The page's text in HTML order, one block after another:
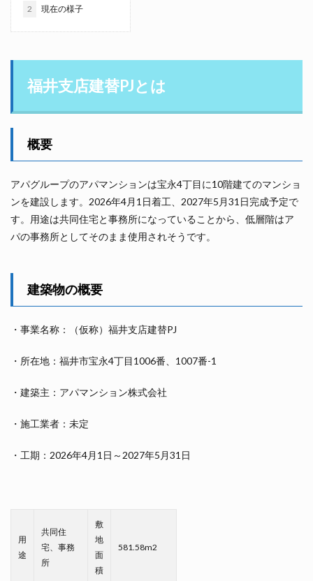
2 現在の様子
福井支店建替PJとは
概要
アパグループのアパマンションは宝永4丁目に10階建てのマンショ
ンを建設します。2026年4月1日着工、2027年5月31日完成予定で
す。用途は共同住宅と事務所になっていることから、低層階はア
パの事務所としてそのまま使用されそうです。
建築物の概要
・事業名称：（仮称）福井支店建替PJ
・所在地：福井市宝永4丁目1006番、1007番-1
・建築主：アパマンション株式会社
・施工業者：未定
・工期：2026年4月1日～2027年5月31日
用
途
共同住
宅、事務
所
敷
地
面
積
581.58m2